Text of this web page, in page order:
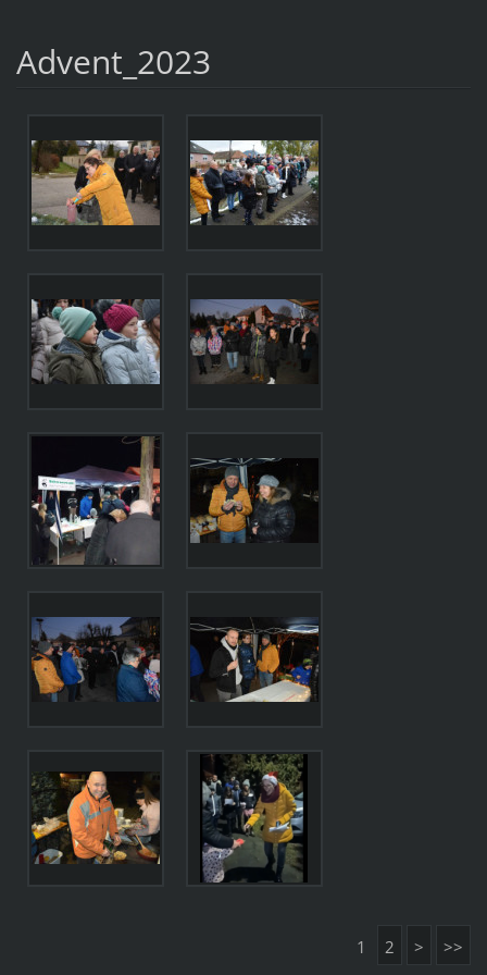
Advent_2023
1 2 > >>